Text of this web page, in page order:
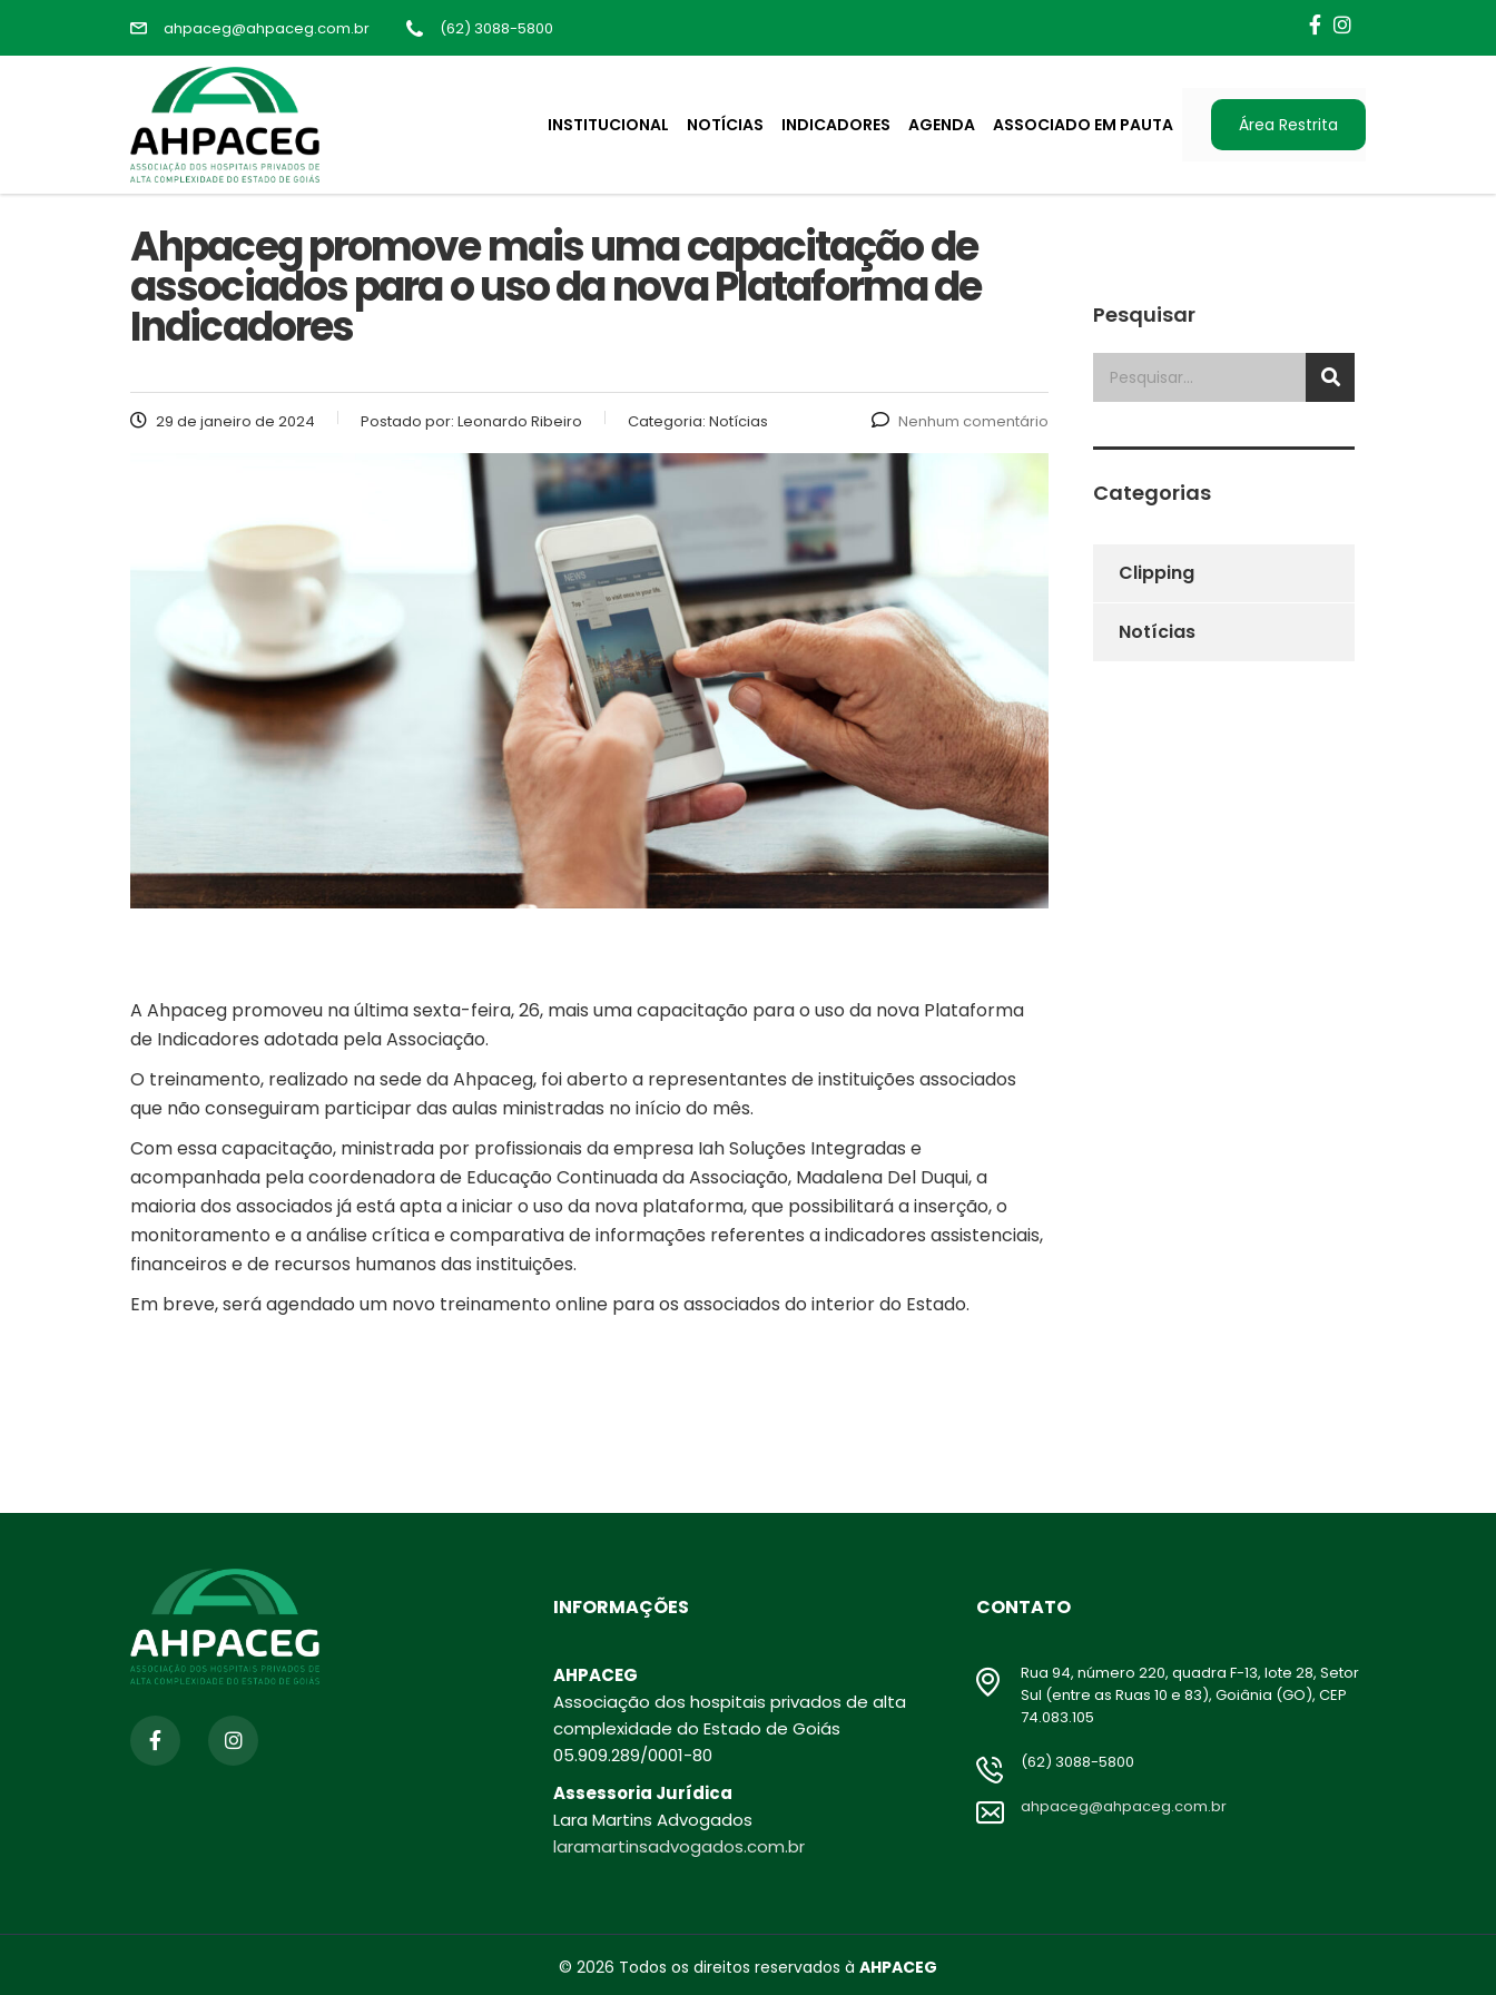
ahpaceg@ahpaceg.com.br (62) 3088-5800
INSTITUCIONAL NOTÍCIAS INDICADORES AGENDA ASSOCIADO EM PAUTA Área Restrita
Ahpaceg promove mais uma capacitação de
associados para o uso da nova Plataforma de
Indicadores
29 de janeiro de 2024 Postado por: Leonardo Ribeiro Categoria: Notícias Nenhum comentário
A Ahpaceg promoveu na última sexta-feira, 26, mais uma capacitação para o uso da nova Plataforma
de Indicadores adotada pela Associação.
O treinamento, realizado na sede da Ahpaceg, foi aberto a representantes de instituições associados
que não conseguiram participar das aulas ministradas no início do mês.
Com essa capacitação, ministrada por profissionais da empresa Iah Soluções Integradas e
acompanhada pela coordenadora de Educação Continuada da Associação, Madalena Del Duqui, a
maioria dos associados já está apta a iniciar o uso da nova plataforma, que possibilitará a inserção, o
monitoramento e a análise crítica e comparativa de informações referentes a indicadores assistenciais,
financeiros e de recursos humanos das instituições.
Em breve, será agendado um novo treinamento online para os associados do interior do Estado.
Pesquisar
Categorias
Clipping
Notícias
INFORMAÇÕES
AHPACEG
Associação dos hospitais privados de alta
complexidade do Estado de Goiás
05.909.289/0001-80
Assessoria Jurídica
Lara Martins Advogados
laramartinsadvogados.com.br
CONTATO
Rua 94, número 220, quadra F-13, lote 28, Setor
Sul (entre as Ruas 10 e 83), Goiânia (GO), CEP
74.083.105
(62) 3088-5800
ahpaceg@ahpaceg.com.br
© 2026 Todos os direitos reservados à AHPACEG